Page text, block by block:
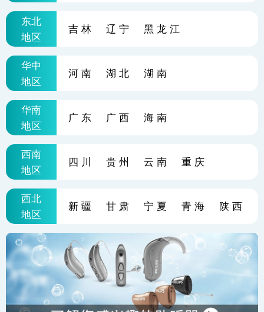
东北
吉林 辽宁 黑龙江
地区
华中
河南 湖北 湖南
地区
华南
广东 广西 海南
地区
西南
四川 贵州 云南 重庆
地区
西北
新疆 甘肃 宁夏 青海 陕西
地区